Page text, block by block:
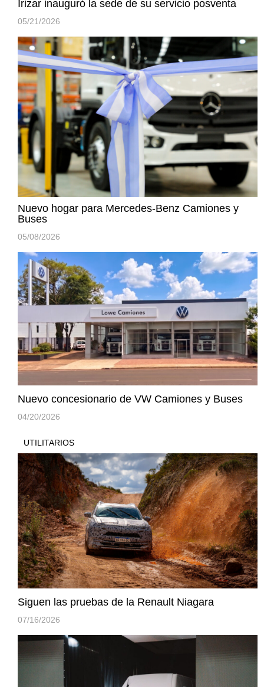
Irizar inauguró la sede de su servicio posventa
05/21/2026
Nuevo hogar para Mercedes-Benz Camiones y
Buses
05/08/2026
Nuevo concesionario de VW Camiones y Buses
04/20/2026
UTILITARIOS
Siguen las pruebas de la Renault Niagara
07/16/2026